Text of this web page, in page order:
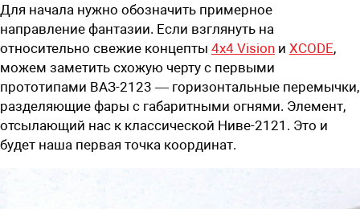
Для начала нужно обозначить примерное
направление фантазии. Если взглянуть на
относительно свежие концепты 4x4 Vision и XCODE,
можем заметить схожую черту с первыми
прототипами ВАЗ-2123 — горизонтальные перемычки,
разделяющие фары с габаритными огнями. Элемент,
отсылающий нас к классической Ниве-2121. Это и
будет наша первая точка координат.